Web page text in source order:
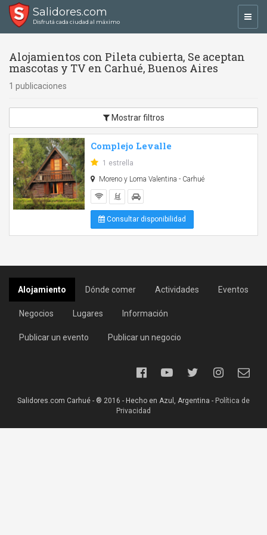
Salidores.com
Disfrutá cada ciudad al máximo
Alojamientos con Pileta cubierta, Se aceptan
mascotas y TV en Carhué, Buenos Aires
1 publicaciones
Mostrar filtros
Complejo Levalle
1 estrella
Moreno y Loma Valentina - Carhué
Consultar disponibilidad
Alojamiento Dónde comer Actividades Eventos
Negocios Lugares Información
Publicar un evento Publicar un negocio
Salidores.com Carhué - ® 2016 - Hecho en Azul, Argentina - Política de
Privacidad